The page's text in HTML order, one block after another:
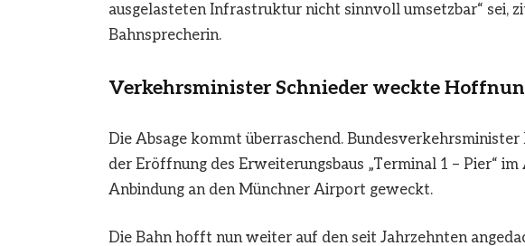
ausgelasteten Infrastruktur nicht sinnvoll umsetzbar“ sei,
Bahnsprecherin.
Verkehrsminister Schnieder weckte
Die Absage kommt überraschend.
der Eröffnung des Erweiterungsbaus „Terminal 1 – Pier“
Anbindung an den Münchner Airport geweckt.
Die Bahn hofft nun weiter auf den seit Jahrzehnten